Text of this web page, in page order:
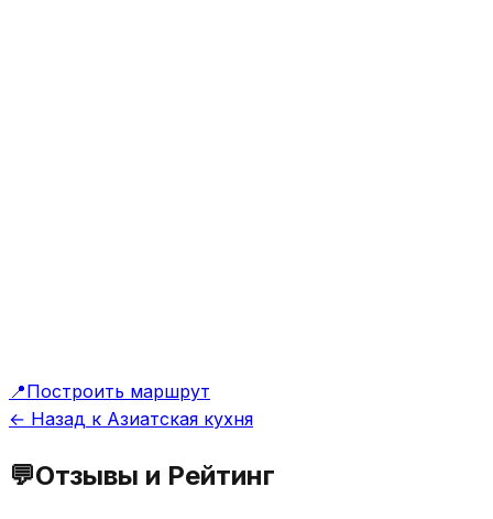
📍Построить маршрут
← Назад к Азиатская кухня
💬Отзывы и Рейтинг